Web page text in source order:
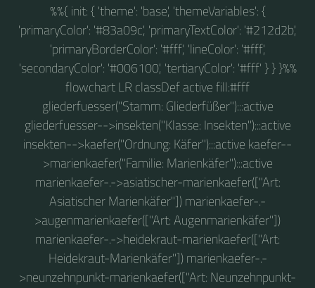
%%{ init: { 'theme': 'base', 'themeVariables': {
'primaryColor': '#83a09c', 'primaryTextColor': '#212d2b',
'primaryBorderColor': '#fff', 'lineColor': '#fff',
'secondaryColor': '#006100', 'tertiaryColor': '#fff' } } }%%
flowchart LR classDef active fill:#fff
gliederfuesser("Stamm: Gliederfüßer"):::active
gliederfuesser-->insekten("Klasse: Insekten"):::active
insekten-->kaefer("Ordnung: Käfer"):::active kaefer--
>marienkaefer("Familie: Marienkäfer"):::active
marienkaefer-.->asiatischer-marienkaefer(["Art:
Asiatischer Marienkäfer"]) marienkaefer-.-
>augenmarienkaefer(["Art: Augenmarienkäfer"])
marienkaefer-.->heidekraut-marienkaefer(["Art:
Heidekraut-Marienkäfer"]) marienkaefer-.-
>neunzehnpunkt-marienkaefer(["Art: Neunzehnpunkt-